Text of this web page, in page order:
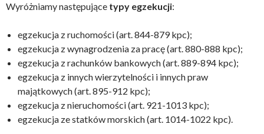
Wyróżniamy następujące typy egzekucji:
egzekucja z ruchomości (art. 844-879 kpc);
egzekucja z wynagrodzenia za pracę (art. 880-888 kpc);
egzekucja z rachunków bankowych (art. 889-894 kpc);
egzekucja z innych wierzytelności i innych praw
majątkowych (art. 895-912 kpc);
egzekucja z nieruchomości (art. 921-1013 kpc);
egzekucja ze statków morskich (art. 1014-1022 kpc).